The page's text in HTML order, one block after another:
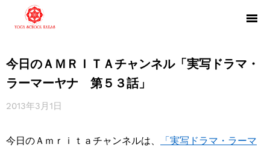
今日のＡＭＲＩＴＡチャンネル「実写ドラマ・
ラーマーヤナ 第５３話」
2013年3月1日
今日のＡｍｒｉｔａチャンネルは、
「実写ドラマ・ラーマ